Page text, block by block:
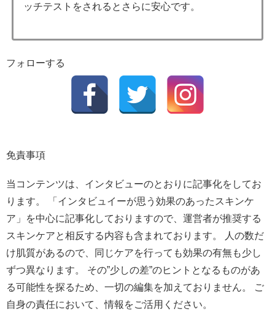
ッチテストをされるとさらに安心です。
フォローする
免責事項
当コンテンツは、インタビューのとおりに記事化をしてお
ります。 「インタビュイーが思う効果のあったスキンケ
ア」を中心に記事化しておりますので、運営者が推奨する
スキンケアと相反する内容も含まれております。 人の数だ
け肌質があるので、同じケアを行っても効果の有無も少し
ずつ異なります。 その”少しの差”のヒントとなるものがあ
る可能性を探るため、一切の編集を加えておりません。 ご
自身の責任において、情報をご活用ください。